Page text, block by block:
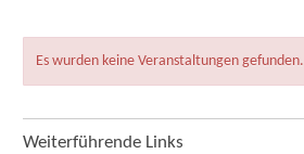
Es wurden keine Veranstaltungen gefunden.
Weiterführende Links